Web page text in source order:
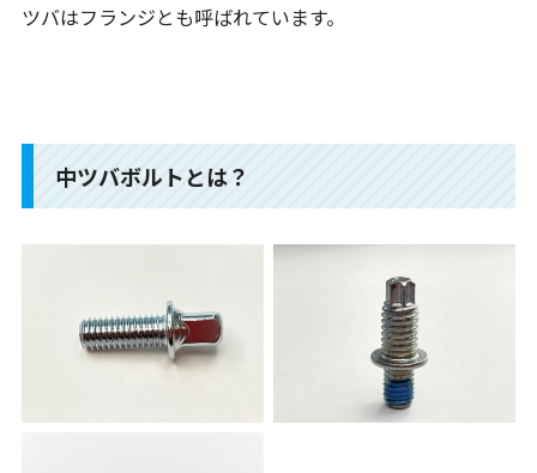
ツバはフランジとも呼ばれています。
中ツバボルトとは？